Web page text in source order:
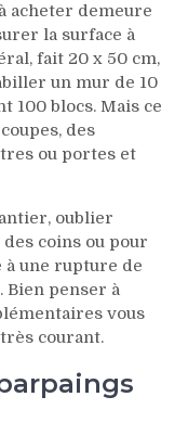
acheter demeure
la surface à
fait 20 x 50 cm,
un mur de 10
100 blocs. Mais ce
des
ou portes et
oublier
coins ou pour
à une rupture de
penser à
vous
courant.